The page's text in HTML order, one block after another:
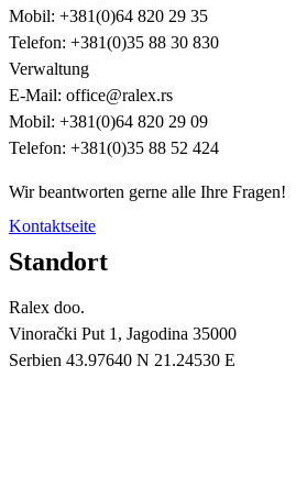
Mobil: +381(0)64 820 29 35
Telefon: +381(0)35 88 30 830
Verwaltung
E-Mail: office@ralex.rs
Mobil: +381(0)64 820 29 09
Telefon: +381(0)35 88 52 424
Wir beantworten gerne alle Ihre Fragen!
Kontaktseite
Standort
Ralex doo.
Vinorački Put 1, Jagodina 35000
Serbien 43.97640 N 21.24530 E